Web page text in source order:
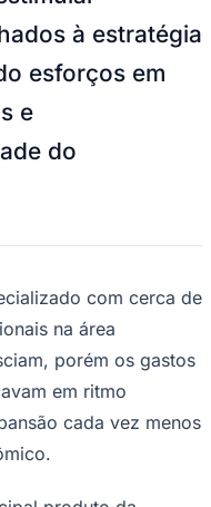
esforços em
e
do
com cerca de
porém os gastos
em ritmo
cada vez menos
produto da